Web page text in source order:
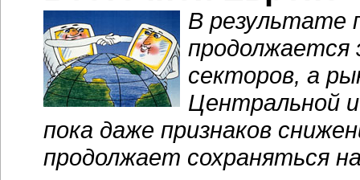
В результате
продолжается
секторов, а
Центральной
пока даже признаков
продолжает сохраняться